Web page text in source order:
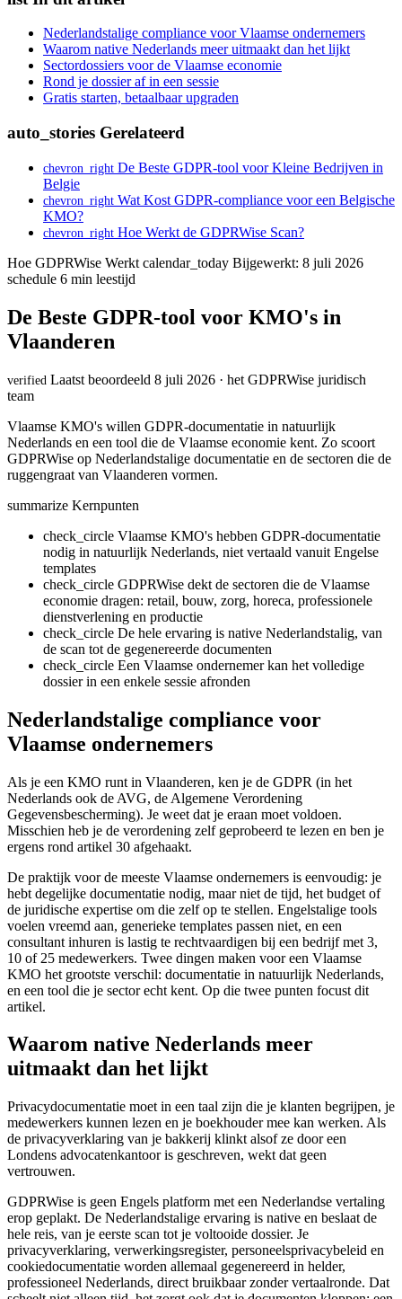
Nederlandstalige compliance voor Vlaamse ondernemers
Waarom native Nederlands meer uitmaakt dan het lijkt
Sectordossiers voor de Vlaamse economie
Rond je dossier af in een sessie
Gratis starten, betaalbaar upgraden
auto_stories Gerelateerd
chevron_right De Beste GDPR-tool voor Kleine Bedrijven in
Belgie
chevron_right Wat Kost GDPR-compliance voor een Belgische
KMO?
chevron_right Hoe Werkt de GDPRWise Scan?
Hoe GDPRWise Werkt calendar_today Bijgewerkt: 8 juli 2026
schedule 6 min leestijd
De Beste GDPR-tool voor KMO's in
Vlaanderen
verified Laatst beoordeeld 8 juli 2026 · het GDPRWise juridisch
team
Vlaamse KMO's willen GDPR-documentatie in natuurlijk
Nederlands en een tool die de Vlaamse economie kent. Zo scoort
GDPRWise op Nederlandstalige documentatie en de sectoren die de
ruggengraat van Vlaanderen vormen.
summarize Kernpunten
check_circle Vlaamse KMO's hebben GDPR-documentatie
nodig in natuurlijk Nederlands, niet vertaald vanuit Engelse
templates
check_circle GDPRWise dekt de sectoren die de Vlaamse
economie dragen: retail, bouw, zorg, horeca, professionele
dienstverlening en productie
check_circle De hele ervaring is native Nederlandstalig, van
de scan tot de gegenereerde documenten
check_circle Een Vlaamse ondernemer kan het volledige
dossier in een enkele sessie afronden
Nederlandstalige compliance voor
Vlaamse ondernemers
Als je een KMO runt in Vlaanderen, ken je de GDPR (in het
Nederlands ook de AVG, de Algemene Verordening
Gegevensbescherming). Je weet dat je eraan moet voldoen.
Misschien heb je de verordening zelf geprobeerd te lezen en ben je
ergens rond artikel 30 afgehaakt.
De praktijk voor de meeste Vlaamse ondernemers is eenvoudig: je
hebt degelijke documentatie nodig, maar niet de tijd, het budget of
de juridische expertise om die zelf op te stellen. Engelstalige tools
voelen vreemd aan, generieke templates passen niet, en een
consultant inhuren is lastig te rechtvaardigen bij een bedrijf met 3,
10 of 25 medewerkers. Twee dingen maken voor een Vlaamse
KMO het grootste verschil: documentatie in natuurlijk Nederlands,
en een tool die je sector echt kent. Op die twee punten focust dit
artikel.
Waarom native Nederlands meer
uitmaakt dan het lijkt
Privacydocumentatie moet in een taal zijn die je klanten begrijpen, je
medewerkers kunnen lezen en je boekhouder mee kan werken. Als
de privacyverklaring van je bakkerij klinkt alsof ze door een
Londens advocatenkantoor is geschreven, wekt dat geen
vertrouwen.
GDPRWise is geen Engels platform met een Nederlandse vertaling
erop geplakt. De Nederlandstalige ervaring is native en beslaat de
hele reis, van je eerste scan tot je voltooide dossier. Je
privacyverklaring, verwerkingsregister, personeelsprivacybeleid en
cookiedocumentatie worden allemaal gegenereerd in helder,
professioneel Nederlands, direct bruikbaar zonder vertaalronde. Dat